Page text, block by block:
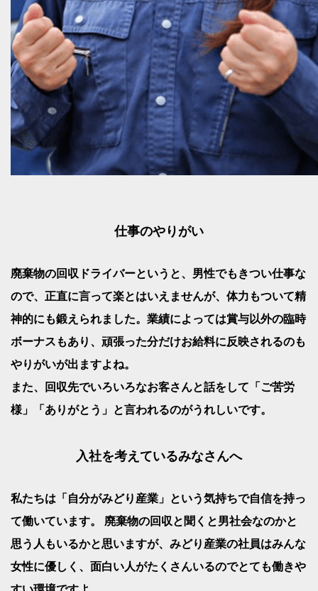
仕事のやりがい
廃棄物の回収ドライバーというと、男性でもきつい仕事な
ので、正直に言って楽とはいえませんが、体力もついて精
神的にも鍛えられました。業績によっては賞与以外の臨時
ボーナスもあり、頑張った分だけお給料に反映されるのも
やりがいが出ますよね。
また、回収先でいろいろなお客さんと話をして「ご苦労
様」「ありがとう」と言われるのがうれしいです。
入社を考えているみなさんへ
私たちは「自分がみどり産業」という気持ちで自信を持っ
て働いています。 廃棄物の回収と聞くと男社会なのかと
思う人もいるかと思いますが、みどり産業の社員はみんな
女性に優しく、面白い人がたくさんいるのでとても働きや